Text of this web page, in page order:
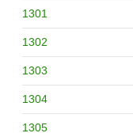
1301
1302
1303
1304
1305